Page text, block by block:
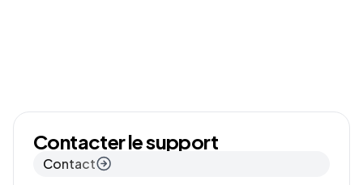
Contacter le support
Contact